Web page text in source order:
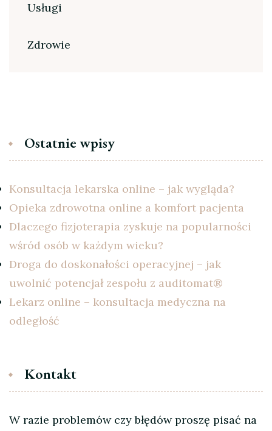
Usługi
Zdrowie
Ostatnie wpisy
Konsultacja lekarska online – jak wygląda?
Opieka zdrowotna online a komfort pacjenta
Dlaczego fizjoterapia zyskuje na popularności
wśród osób w każdym wieku?
Droga do doskonałości operacyjnej – jak
uwolnić potencjał zespołu z auditomat®
Lekarz online – konsultacja medyczna na
odległość
Kontakt
W razie problemów czy błędów proszę pisać na